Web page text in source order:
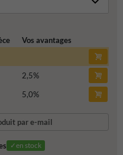
Vos avantages
2,5%
5,0%
par e-mail
✓en stock